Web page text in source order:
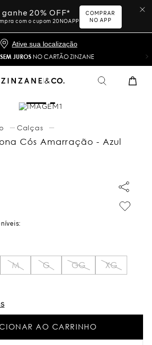
20% OFF*
com o cupom 20NOAPP
COMPRAR
NO APP
Ative sua localização
JUROS NO CARTÃO ZINZANE
Calças
Cós Amarração - Azul
M G GG
XG
AO CARRINHO